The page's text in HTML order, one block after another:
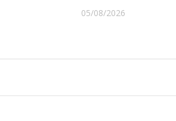
05/08/2026